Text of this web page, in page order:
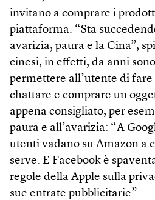
invitano a comprare i
piattaforma. “Sta
avarizia, paura e la Cina”,
cinesi, in effetti, da anni
permettere all’utente di
chattare e comprare un
appena consigliato, per
paura e all’avarizia: “A
utenti vadano su Amazon a
serve. E Facebook è
regole della Apple sulla
sue entrate pubblicitarie”.